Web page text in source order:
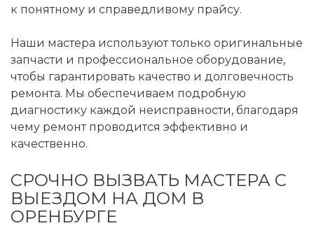
к понятному и справедливому прайсу.
Наши мастера используют только оригинальные
запчасти и профессиональное оборудование,
чтобы гарантировать качество и долговечность
ремонта. Мы обеспечиваем подробную
диагностику каждой неисправности, благодаря
чему ремонт проводится эффективно и
качественно.
СРОЧНО ВЫЗВАТЬ МАСТЕРА С
ВЫЕЗДОМ НА ДОМ В
ОРЕНБУРГЕ